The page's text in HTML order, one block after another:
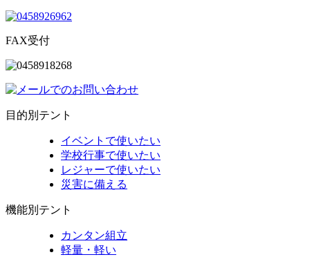
FAX受付
目的別テント
イベントで使いたい
学校行事で使いたい
レジャーで使いたい
災害に備える
機能別テント
カンタン組立
軽量・軽い